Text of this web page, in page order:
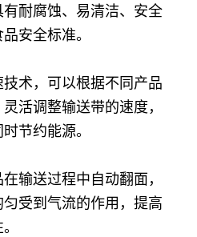
耐腐蚀、易清洁、安全
安全标准。
术，可以根据不同产品
活调整输送带的速度，
节约能源。
输送过程中自动翻面，
受到气流的作用，提高